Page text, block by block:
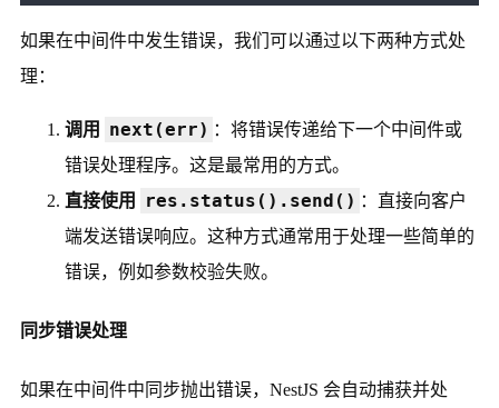
如果在中间件中发生错误，我们可以通过以下两种方式处
理：
调用 next(err) ：将错误传递给下一个中间件或
错误处理程序。这是最常用的方式。
直接使用
res.status().send() ：直接向客户
端发送错误响应。这种方式通常用于处理一些简单的
错误，例如参数校验失败。
同步错误处理
如果在中间件中同步抛出错误，NestJS 会自动捕获并处